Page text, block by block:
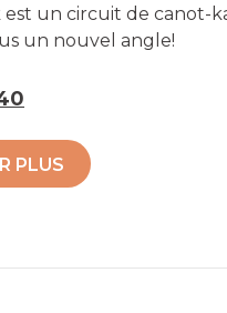
est un circuit de canot-
un nouvel angle!
de mise à l’eau
Marcoux de Coaticook :
PLUS